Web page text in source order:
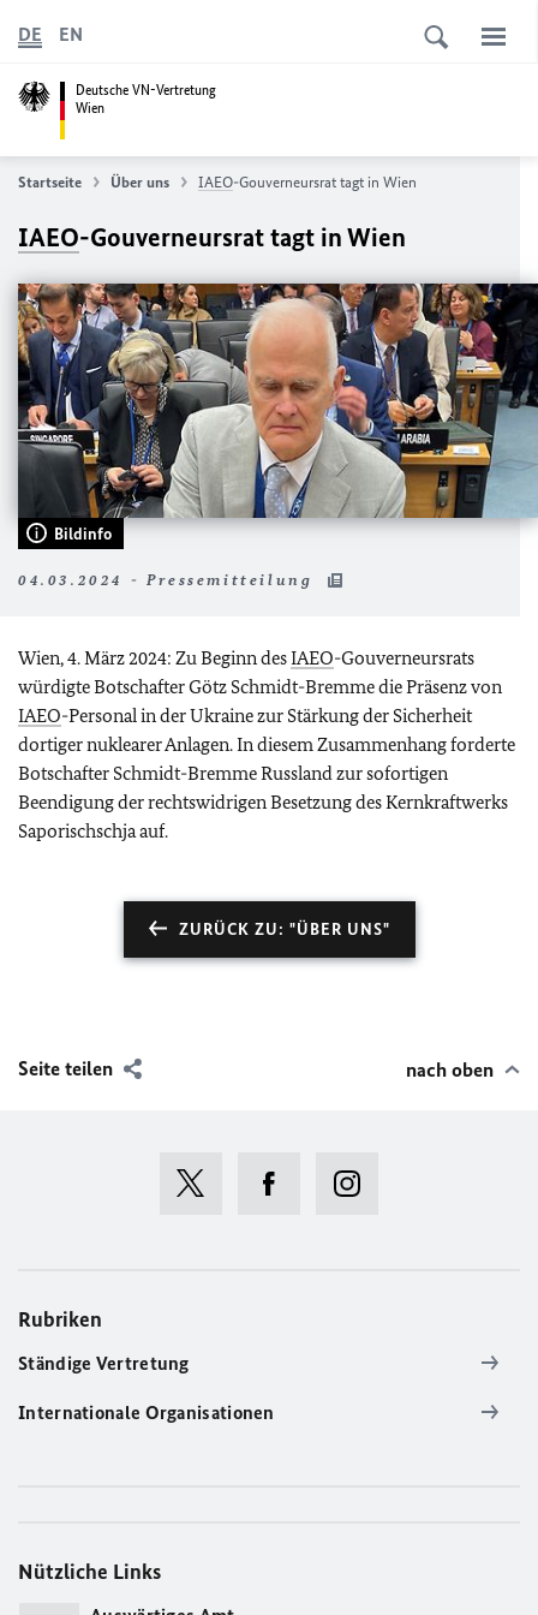
Deutsche VN-Vertretung
Wien
DE EN
Startseite Über uns IAEO-Gouverneursrat tagt in Wien
IAEO-Gouverneursrat tagt in Wien
Bildinfo
04.03.2024 - Pressemitteilung
Wien, 4. März 2024: Zu Beginn desIAEO-Gouverneursrats
würdigte Botschafter Götz Schmidt-Bremme die Präsenz von
IAEO-Personal in der Ukraine zur Stärkung der Sicherheit
dortiger nuklearer Anlagen. In diesem Zusammenhang forderte
Botschafter Schmidt-Bremme Russland zur sofortigen
Beendigung der rechtswidrigen Besetzung des Kernkraftwerks
Saporischschja auf.
ZURÜCK ZU: "ÜBER UNS"
Seite teilen nach oben
Rubriken
Ständige Vertretung
Internationale Organisationen
Nützliche Links